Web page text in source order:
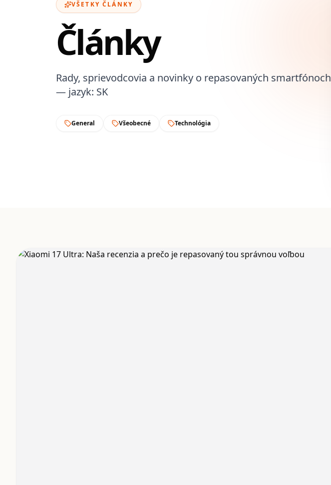
VŠETKY ČLÁNKY
Články
Rady, sprievodcovia a novinky o repasovaných smartfónoch
— jazyk: SK
General Všeobecné Technológia